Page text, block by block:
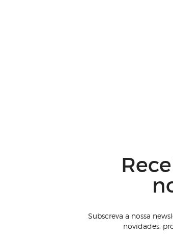
Subscreva a nossa
novidades,